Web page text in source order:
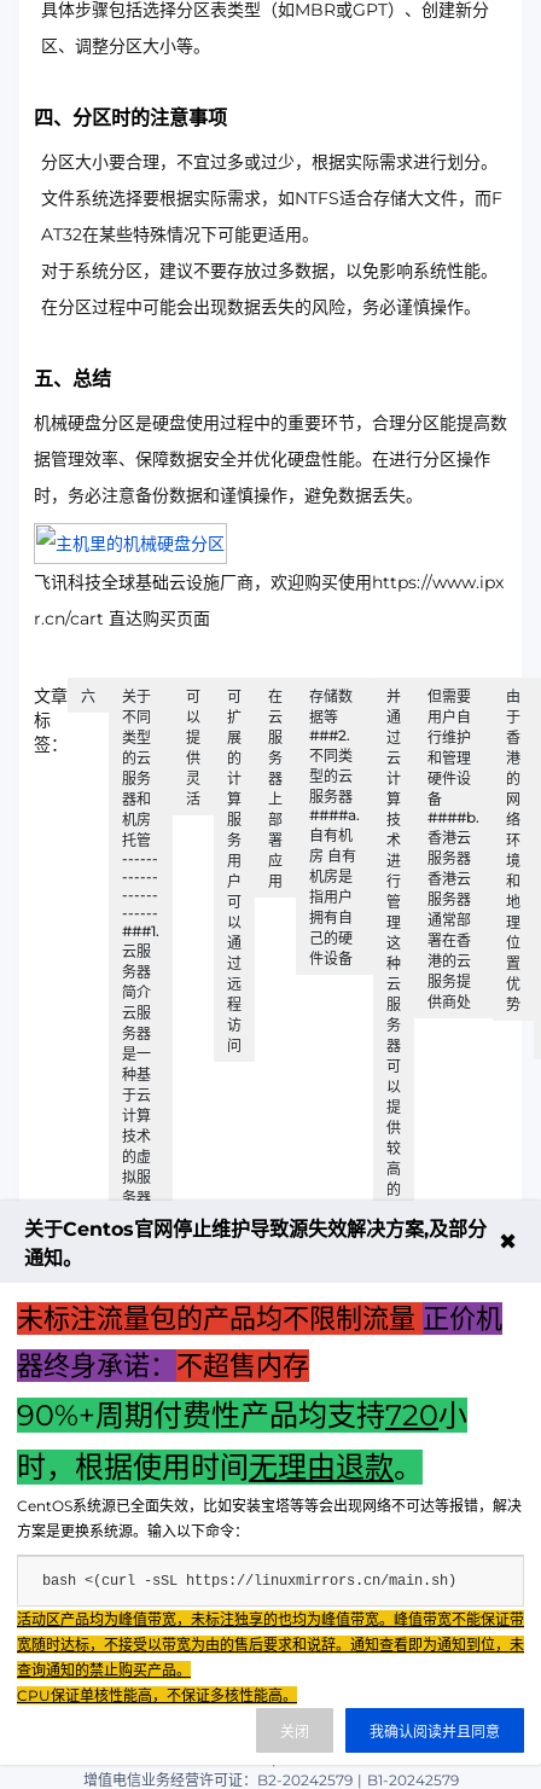
具体步骤包括选择分区表类型（如MBR或GPT）、创建新分
区、调整分区大小等。
四、分区时的注意事项
分区大小要合理，不宜过多或过少，根据实际需求进行划分。
文件系统选择要根据实际需求，如NTFS适合存储大文件，而F
AT32在某些特殊情况下可能更适用。
对于系统分区，建议不要存放过多数据，以免影响系统性能。
在分区过程中可能会出现数据丢失的风险，务必谨慎操作。
五、总结
机械硬盘分区是硬盘使用过程中的重要环节，合理分区能提高数
据管理效率、保障数据安全并优化硬盘性能。在进行分区操作
时，务必注意备份数据和谨慎操作，避免数据丢失。
飞讯科技全球基础云设施厂商，欢迎购买使用https://www.ipx
r.cn/cart 直达购买页面
文章
标
签：
六
关于
不同
类型
的云
服务
器和
机房
托管
------
------
------
------
###1.
云服
务器
简介
云服
务器
是一
种基
于云
计算
技术
的虚
拟服
务器
可
以
提
供
灵
活
可
扩
展
的
计
算
服
务
用
户
可
以
通
过
远
程
访
问
在
云
服
务
器
上
部
署
应
用
存储数
据等
###2.
不同类
型的云
服务器
####a.
自有机
房 自有
机房是
指用户
拥有自
己的硬
件设备
并
通
过
云
计
算
技
术
进
行
管
理
这
种
云
服
务
器
可
以
提
供
较
高
的
活
制
性
但需要
用户自
行维护
和管理
硬件设
备
####b.
香港云
服务器
香港云
服务器
通常部
署在香
港的云
服务提
供商处
由
于
香
港
的
网
络
环
境
和
地
理
位
置
优
势
上一篇：“迷你主机如何配置最佳屏幕体验”
下一篇：鼠标与主机配对故障解析及解决方案指南
Fenxun Tech 飞讯科技旗下云平台，相关服务主体：
重庆飞讯科技有限公司|中国电信股份有限公司荣昌分公司 提供网络服务 |
重庆飞讯科技有限公司|酷盾 提供CDN服务
渝ICP备2024034038号-1
渝公网安备50022602000851号
渝ICP证2024034038号 |
|
增值电信业务经营许可证：B2-20242579 | B1-20242579
关于Centos官网停止维护导致源失效解决方案,及部分
通知。
✖
未标注流量包的产品均不限制流量 正价机
器终身承诺： 不超售内存
90%+周期付费性产品均支持720小
时，根据使用时间无理由退款。
CentOS系统源已全面失效，比如安装宝塔等等会出现网络不可达等报错，解决
方案是更换系统源。输入以下命令：
bash <(curl -sSL https://linuxmirrors.cn/main.sh)
活动区产品均为峰值带宽，未标注独享的也均为峰值带宽。峰值带宽不能保证带
宽随时达标，不接受以带宽为由的售后要求和说辞。通知查看即为通知到位，未
查询通知的禁止购买产品。
CPU保证单核性能高，不保证多核性能高。
我确认阅读并且同意
关闭